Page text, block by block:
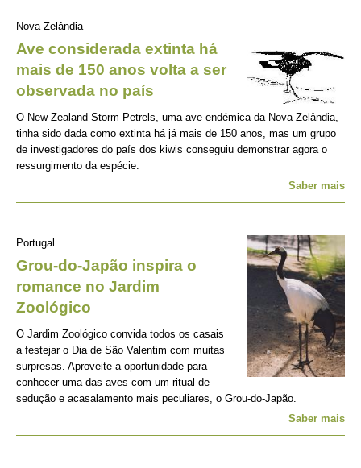
Nova Zelândia
Ave considerada extinta há
mais de 150 anos volta a ser
observada no país
O New Zealand Storm Petrels, uma ave endémica da Nova Zelândia,
tinha sido dada como extinta há já mais de 150 anos, mas um grupo
de investigadores do país dos kiwis conseguiu demonstrar agora o
ressurgimento da espécie.
Saber mais
Portugal
Grou-do-Japão inspira o
romance no Jardim
Zoológico
O Jardim Zoológico convida todos os casais
a festejar o Dia de São Valentim com muitas
surpresas. Aproveite a oportunidade para
conhecer uma das aves com um ritual de
sedução e acasalamento mais peculiares, o Grou-do-Japão.
Saber mais